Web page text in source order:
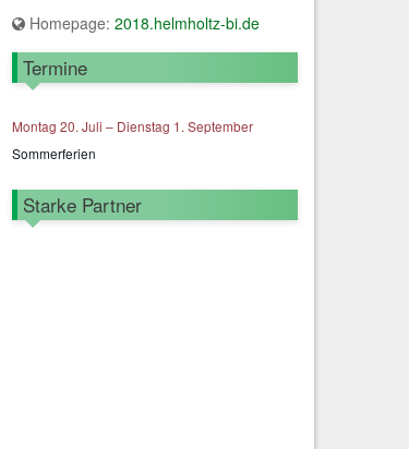
Homepage: 2018.helmholtz-bi.de
Termine
Montag 20. Juli – Dienstag 1. September
Sommerferien
Starke Partner